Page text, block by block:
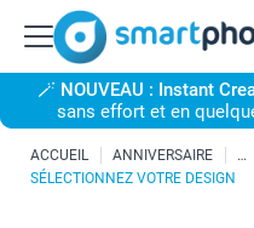
🪄 NOUVEAU : Instant
sans effort et en
ACCUEIL ANNIVERSAIRE
SÉLECTIONNEZ VOTRE DESIGN